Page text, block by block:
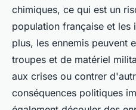
chimiques, ce qui est un
population française et les
plus, les ennemis peuvent
troupes et de matériel
aux crises ou contrer
conséquences politiques